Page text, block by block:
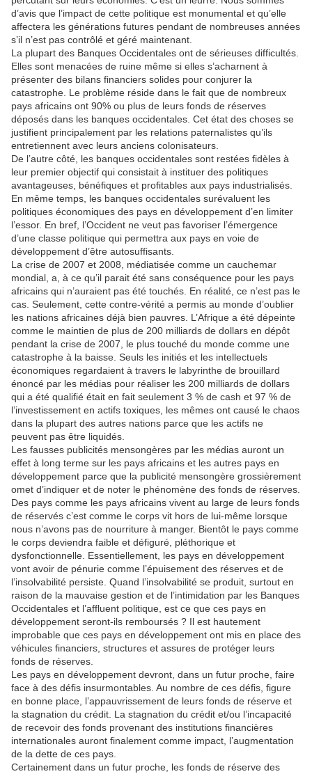
d’avis que l’impact de cette politique est monumental et qu’elle
affectera les générations futures pendant de nombreuses années
s’il n’est pas contrôlé et géré maintenant.
La plupart des Banques Occidentales ont de sérieuses difficultés.
Elles sont menacées de ruine même si elles s’acharnent à
présenter des bilans financiers solides pour conjurer la
catastrophe. Le problème réside dans le fait que de nombreux
pays africains ont 90% ou plus de leurs fonds de réserves
déposés dans les banques occidentales. Cet état des choses se
justifient principalement par les relations paternalistes qu’ils
entretiennent avec leurs anciens colonisateurs.
De l’autre côté, les banques occidentales sont restées fidèles à
leur premier objectif qui consistait à instituer des politiques
avantageuses, bénéfiques et profitables aux pays industrialisés.
En même temps, les banques occidentales surévaluent les
politiques économiques des pays en développement d’en limiter
l’essor. En bref, l’Occident ne veut pas favoriser l’émergence
d’une classe politique qui permettra aux pays en voie de
développement d’être autosuffisants.
La crise de 2007 et 2008, médiatisée comme un cauchemar
mondial, a, à ce qu’il parait été sans conséquence pour les pays
africains qui n’auraient pas été touchés. En réalité, ce n’est pas le
cas. Seulement, cette contre-vérité a permis au monde d’oublier
les nations africaines déjà bien pauvres. L’Afrique a été dépeinte
comme le maintien de plus de 200 milliards de dollars en dépôt
pendant la crise de 2007, le plus touché du monde comme une
catastrophe à la baisse. Seuls les initiés et les intellectuels
économiques regardaient à travers le labyrinthe de brouillard
énoncé par les médias pour réaliser les 200 milliards de dollars
qui a été qualifié était en fait seulement 3 % de cash et 97 % de
l’investissement en actifs toxiques, les mêmes ont causé le chaos
dans la plupart des autres nations parce que les actifs ne
peuvent pas être liquidés.
Les fausses publicités mensongères par les médias auront un
effet à long terme sur les pays africains et les autres pays en
développement parce que la publicité mensongère grossièrement
omet d’indiquer et de noter le phénomène des fonds de réserves.
Des pays comme les pays africains vivent au large de leurs fonds
de réservés c’est comme le corps vit hors de lui-même lorsque
nous n’avons pas de nourriture à manger. Bientôt le pays comme
le corps deviendra faible et défiguré, pléthorique et
dysfonctionnelle. Essentiellement, les pays en développement
vont avoir de pénurie comme l’épuisement des réserves et de
l’insolvabilité persiste. Quand l’insolvabilité se produit, surtout en
raison de la mauvaise gestion et de l’intimidation par les Banques
Occidentales et l’affluent politique, est ce que ces pays en
développement seront-ils remboursés ? Il est hautement
improbable que ces pays en développement ont mis en place des
véhicules financiers, structures et assures de protéger leurs
fonds de réserves.
Les pays en développement devront, dans un futur proche, faire
face à des défis insurmontables. Au nombre de ces défis, figure
en bonne place, l’appauvrissement de leurs fonds de réserve et
la stagnation du crédit. La stagnation du crédit et/ou l’incapacité
de recevoir des fonds provenant des institutions financières
internationales auront finalement comme impact, l’augmentation
de la dette de ces pays.
Certainement dans un futur proche, les fonds de réserve des